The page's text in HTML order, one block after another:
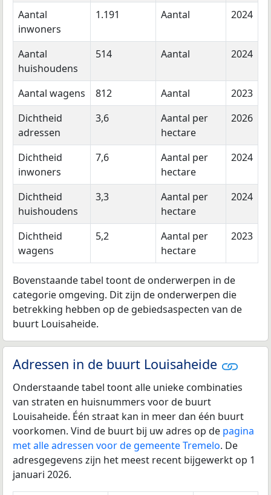
Aantal
inwoners
1.191 Aantal 2024
Aantal
huishoudens
514 Aantal 2024
Aantal wagens 812 Aantal
2023
Dichtheid
adressen
3,6
Aantal per
hectare
2026
Dichtheid
inwoners
7,6
Aantal per
hectare
2024
Dichtheid
huishoudens
3,3
Aantal per
hectare
2024
Dichtheid
wagens
5,2
Aantal per
hectare
2023
Bovenstaande tabel toont de onderwerpen in de
categorie omgeving. Dit zijn de onderwerpen die
betrekking hebben op de gebiedsaspecten van de
buurt Louisaheide.
Adressen in de buurt Louisaheide
Onderstaande tabel toont alle unieke combinaties
van straten en huisnummers voor de buurt
Louisaheide. Één straat kan in meer dan één buurt
voorkomen. Vind de buurt bij uw adres op de pagina
met alle adressen voor de gemeente Tremelo. De
adresgegevens zijn het meest recent bijgewerkt op 1
januari 2026.